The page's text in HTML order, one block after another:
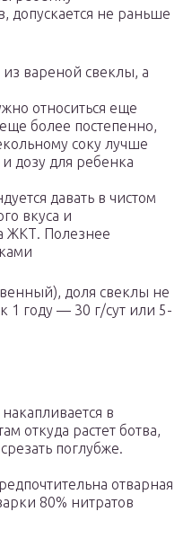
допускается не раньше
вареной свеклы, а
относиться еще
более постепенно,
соку лучше
и дозу для ребенка
давать в чистом
вкуса и
ЖКТ. Полезнее
доля свеклы не
1 году — 30 г/сут или 5-
в
откуда растет ботва,
поглубже.
отварная
80% нитратов